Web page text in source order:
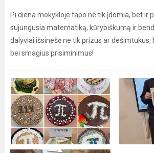
Pi diena mokykloje tapo ne tik įdomia, bet ir
sujungusia matematiką, kūrybiškumą ir
dalyviai išsinešė ne tik prizus ar dešimtukus,
bei smagius prisiminimus!